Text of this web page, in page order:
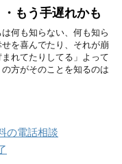
もう手遅れかも
何も知らない、何も知ら
を喜んでたり、それが崩
れてたりしてる」よって
方がそのことを知るのは
の電話相談